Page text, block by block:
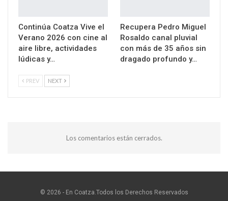
Continúa Coatza Vive el
Verano 2026 con cine al
aire libre, actividades
lúdicas y…
Recupera Pedro Miguel
Rosaldo canal pluvial
con más de 35 años sin
dragado profundo y…
PREV NEXT
Los comentarios están cerrados.
© 2026 - En Coatza.Todos los Derechos Reservados